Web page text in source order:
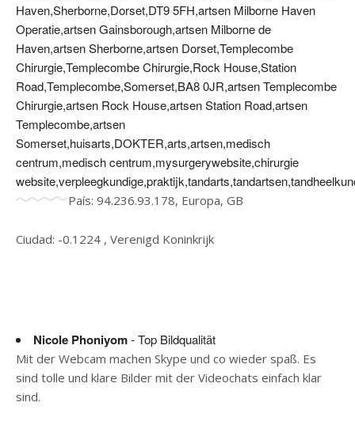
Haven,Sherborne,Dorset,DT9 5FH,artsen Milborne Haven
Operatie,artsen Gainsborough,artsen Milborne de
Haven,artsen Sherborne,artsen Dorset,Templecombe
Chirurgie,Templecombe Chirurgie,Rock House,Station
Road,Templecombe,Somerset,BA8 0JR,artsen Templecombe
Chirurgie,artsen Rock House,artsen Station Road,artsen
Templecombe,artsen
Somerset,huisarts,DOKTER,arts,artsen,medisch
centrum,medisch centrum,mysurgerywebsite,chirurgie
País: 94.236.93.178, Europa, GB
Ciudad: -0.1224 , Verenigd Koninkrijk
Nicole Phoniyom- Top Bildqualität
Mit der Webcam machen Skype und co wieder spaß. Es
sind tolle und klare Bilder mit der Videochats einfach klar
sind.